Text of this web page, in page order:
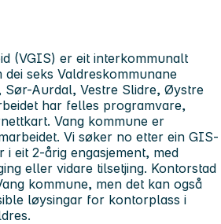
(VGIS) er eit interkommunalt
seks Valdreskommunane
Sør-Aurdal, Vestre Slidre, Øystre
har felles programvare,
Vang kommune er
Vi søker no etter ein GIS-
i eit 2-årig engasjement, med
eller vidare tilsetjing. Kontorstad
kommune, men det kan også
løysingar for kontorplass i